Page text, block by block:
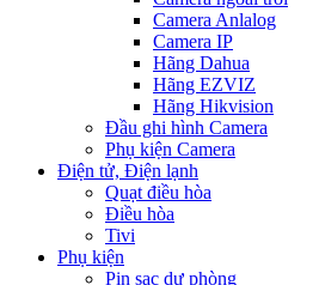
Camera Anlalog
Camera IP
Hãng Dahua
Hãng EZVIZ
Hãng Hikvision
Đầu ghi hình Camera
Phụ kiện Camera
Điện tử, Điện lạnh
Quạt điều hòa
Điều hòa
Tivi
Phụ kiện
Pin sạc dự phòng